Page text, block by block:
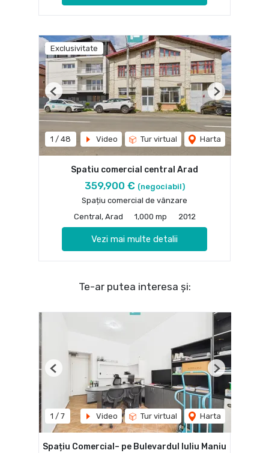
Exclusivitate
1 / 48 Video Tur virtual Harta
Previous Next
Spatiu comercial central Arad
359,900 € (negociabil)
Spațiu comercial de vânzare
Central, Arad
1,000 mp 2012
Vezi mai multe detalii
Te-ar putea interesa și:
1 / 7 Video Tur virtual Harta
Previous Next
Spațiu Comercial– pe Bulevardul Iuliu Maniu